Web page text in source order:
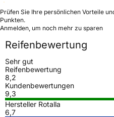
Prüfen Sie Ihre persönlichen Vorteile
Punkten.
Anmelden, um noch mehr zu sparen
Reifenbewertung
Sehr gut
Reifenbewertung
8,2
Kundenbewertungen
9,3
Hersteller Rotalla
6,7